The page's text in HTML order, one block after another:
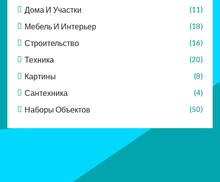
Дома И Участки (11)
Мебель И Интерьер (18)
Строительство (16)
Техника (20)
Картины (8)
Сантехника (4)
Наборы Объектов (50)